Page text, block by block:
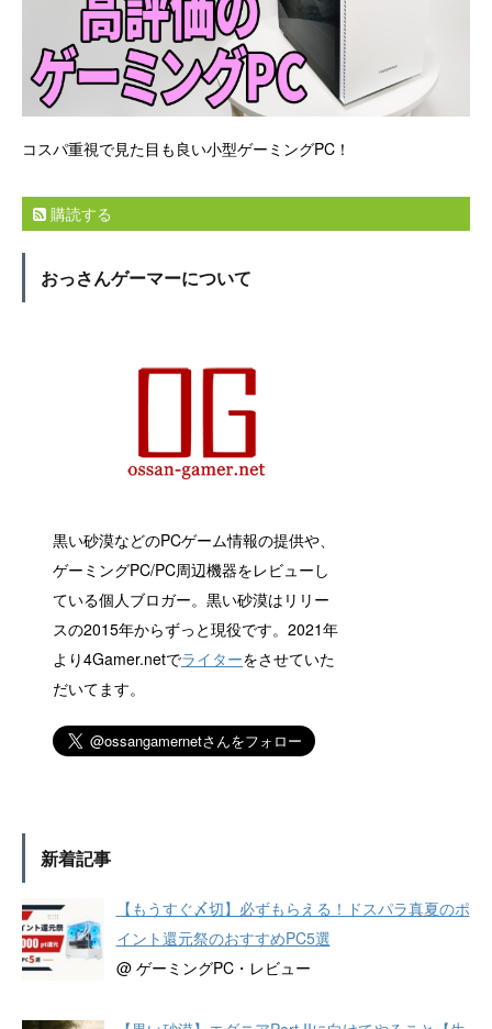
コスパ重視で見た目も良い小型ゲーミングPC！
購読する
おっさんゲーマーについて
黒い砂漠などのPCゲーム情報の提供や、
ゲーミングPC/PC周辺機器をレビューし
ている個人ブロガー。黒い砂漠はリリー
スの2015年からずっと現役です。2021年
より4Gamer.netでライターをさせていた
だいてます。
新着記事
【もうすぐ〆切】必ずもらえる！ドスパラ真夏のポ
イント還元祭のおすすめPC5選
@ ゲーミングPC・レビュー